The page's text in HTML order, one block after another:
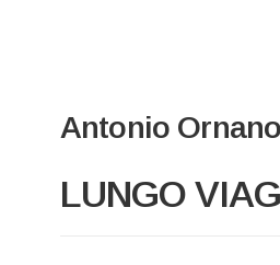
Antonio
LUNGO